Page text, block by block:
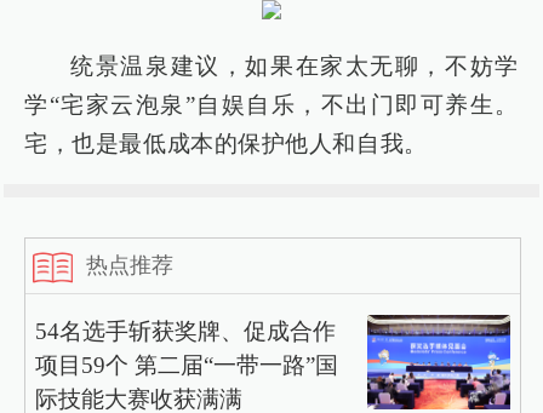
统景温泉建议，如果在家太无聊，不妨学
学“宅家云泡泉”自娱自乐，不出门即可养生。
宅，也是最低成本的保护他人和自我。
热点推荐
54名选手斩获奖牌、促成合作
项目59个 第二届“一带一路”国
际技能大赛收获满满